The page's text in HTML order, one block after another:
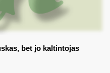
bet jo kaltintojas